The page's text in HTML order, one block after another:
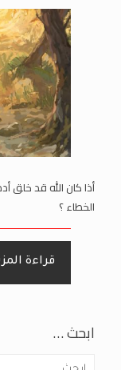
أذا كان الله قد خلق
الخطاء ؟
قراءة
ابحث …